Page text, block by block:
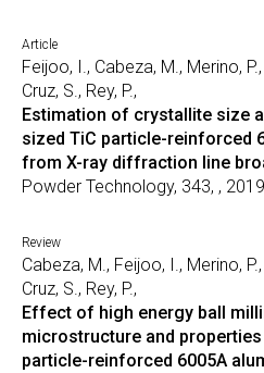
Article
Feijoo, I., Cabeza, M., Merino,
Cruz, S., Rey, P.,
Estimation of crystallite size
sized TiC particle-reinforced
from X-ray diffraction line
Powder Technology, 343, ,
Review
Cabeza, M., Feijoo, I., Merino,
Cruz, S., Rey, P.,
Effect of high energy ball
microstructure and
particle-reinforced 6005A